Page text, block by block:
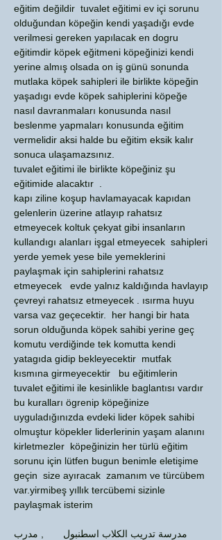
eğitim değildir tuvalet eğitimi ev içi sorunu
olduğundan köpeğin kendi yaşadığı evde
verilmesi gereken yapılacak en dogru
eğitimdir köpek eğitmeni köpeğinizi kendi
yerine almış olsada on iş günü sonunda
mutlaka köpek sahipleri ile birlikte köpeğin
yaşadıgı evde köpek sahiplerini köpeğe
nasıl davranmaları konusunda nasıl
beslenme yapmaları konusunda eğitim
vermelidir aksi halde bu eğitim eksik kalır
sonuca ulaşamazsınız.
tuvalet eğitimi ile birlikte köpeğiniz şu
eğitimide alacaktır .
kapı ziline koşup havlamayacak kapıdan
gelenlerin üzerine atlayıp rahatsız
etmeyecek koltuk çekyat gibi insanların
kullandıgı alanları işgal etmeyecek sahipleri
yerde yemek yese bile yemeklerini
paylaşmak için sahiplerini rahatsız
etmeyecek evde yalnız kaldığında havlayıp
çevreyi rahatsız etmeyecek . ısırma huyu
varsa vaz geçecektir. her hangi bir hata
sorun olduğunda köpek sahibi yerine geç
komutu verdiğinde tek komutta kendi
yatagıda gidip bekleyecektir mutfak
kısmına girmeyecektir bu eğitimlerin
tuvalet eğitimi ile kesinlikle baglantısı vardır
bu kuralları ögrenip köpeğinize
uyguladığınızda evdeki lider köpek sahibi
olmuştur köpekler liderlerinin yaşam alanını
kirletmezler köpeğinizin her türlü eğitim
sorunu için lütfen bugun benimle eletişime
geçin size ayıracak zamanım ve türcübem
var.yirmibeş yıllık tercübemi sizinle
paylaşmak isterim
مدرسة تدريب الكلاب اسطنبول , مدرب